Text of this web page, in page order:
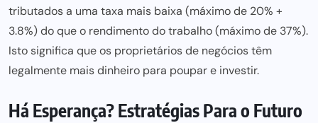
tributados a uma taxa mais baixa (máximo de 20% +
3.8%) do que o rendimento do trabalho (máximo de 37%).
Isto significa que os proprietários de negócios têm
legalmente mais dinheiro para poupar e investir.
Há Esperança? Estratégias Para o Futuro